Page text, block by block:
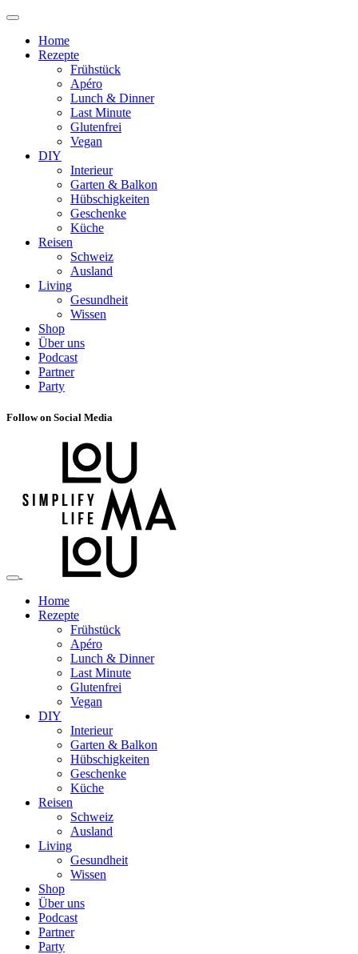
Home
Rezepte
Frühstück
Apéro
Lunch & Dinner
Last Minute
Glutenfrei
Vegan
DIY
Interieur
Garten & Balkon
Hübschigkeiten
Geschenke
Küche
Reisen
Schweiz
Ausland
Living
Gesundheit
Wissen
Shop
Über uns
Podcast
Partner
Party
Follow on Social Media
Home
Rezepte
Frühstück
Apéro
Lunch & Dinner
Last Minute
Glutenfrei
Vegan
DIY
Interieur
Garten & Balkon
Hübschigkeiten
Geschenke
Küche
Reisen
Schweiz
Ausland
Living
Gesundheit
Wissen
Shop
Über uns
Podcast
Partner
Party